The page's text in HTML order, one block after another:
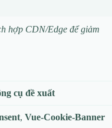
hợp CDN/Edge để giảm
cụ đề xuất
, Vue‑Cookie‑Banner